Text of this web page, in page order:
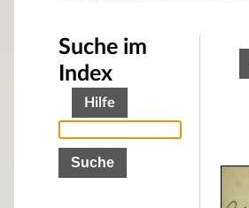
Suche im
Index
Hilfe